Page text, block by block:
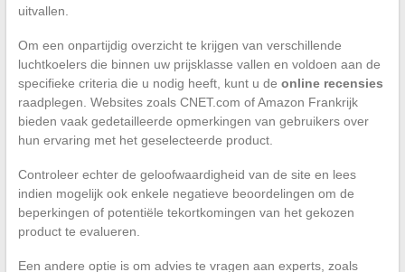
uitvallen.
Om een onpartijdig overzicht te krijgen van verschillende
luchtkoelers die binnen uw prijsklasse vallen en voldoen aan de
specifieke criteria die u nodig heeft, kunt u de online recensies
raadplegen. Websites zoals CNET.com of Amazon Frankrijk
bieden vaak gedetailleerde opmerkingen van gebruikers over
hun ervaring met het geselecteerde product.
Controleer echter de geloofwaardigheid van de site en lees
indien mogelijk ook enkele negatieve beoordelingen om de
beperkingen of potentiële tekortkomingen van het gekozen
product te evalueren.
Een andere optie is om advies te vragen aan experts, zoals